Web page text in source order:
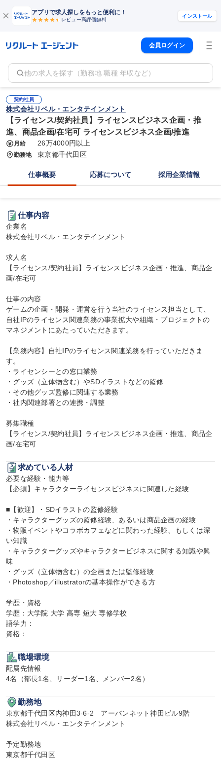
アプリで求人探しをもっと便利に！
レビュー高評価無料
インストール
会員ログイン
他の求人を探す（勤務地 職種 年収など）
契約社員
株式会社リベル・エンタテインメント
【ライセンス/契約社員】ライセンスビジネス企画・推
進、商品企画/在宅可 ライセンスビジネス企画/推進
月給 26万4000円以上
勤務地 東京都千代田区
仕事概要 応募について 採用企業情報
仕事内容
企業名
株式会社リベル・エンタテインメント
求人名
【ライセンス/契約社員】ライセンスビジネス企画・推進、商品企
画/在宅可
仕事の内容
ゲームの企画・開発・運営を行う当社のライセンス担当として、
自社IPのライセンス関連業務の事業拡大や組織・プロジェクトの
マネジメントにあたっていただきます。
【業務内容】自社IPのライセンス関連業務を行っていただきま
す。
・ライセンシーとの窓口業務
・グッズ（立体物含む）やSDイラストなどの監修
・その他グッズ監修に関連する業務
・社内関連部署との連携・調整
募集職種
【ライセンス/契約社員】ライセンスビジネス企画・推進、商品企
画/在宅可
求めている人材
必要な経験・能力等
【必須】キャラクターライセンスビジネスに関連した経験
■【歓迎】・SDイラストの監修経験
・キャラクターグッズの監修経験、あるいは商品企画の経験
・物販イベントやコラボカフェなどに関わった経験、もしくは深
い知識
・キャラクターグッズやキャラクタービジネスに関する知識や興
味
・グッズ（立体物含む）の企画または監修経験
・Photoshop／illustratorの基本操作ができる方
学歴・資格
学歴：大学院 大学 高専 短大 専修学校
語学力：
資格：
職場環境
配属先情報
4名（部長1名、リーダー1名、メンバー2名）
勤務地
東京都千代田区内神田3-6-2　アーバンネット神田ビル9階
株式会社リベル・エンタテインメント
予定勤務地
東京都千代田区